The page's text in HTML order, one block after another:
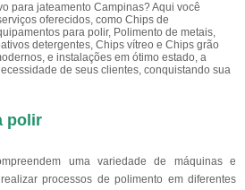
para jateamento Campinas? Aqui você
oferecidos, como Chips de
para polir, Polimento de metais,
detergentes, Chips vítreo e Chips grão
e instalações em ótimo estado, a
de seus clientes, conquistando sua
polir
uma variedade de máquinas e
processos de polimento em diferentes